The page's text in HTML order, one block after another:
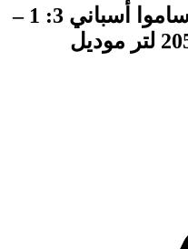
طلمبة زيت ضغط عالي ساموا أسباني 3: 1 –
35 لتر في دقيقه مقاس 205 لتر موديل